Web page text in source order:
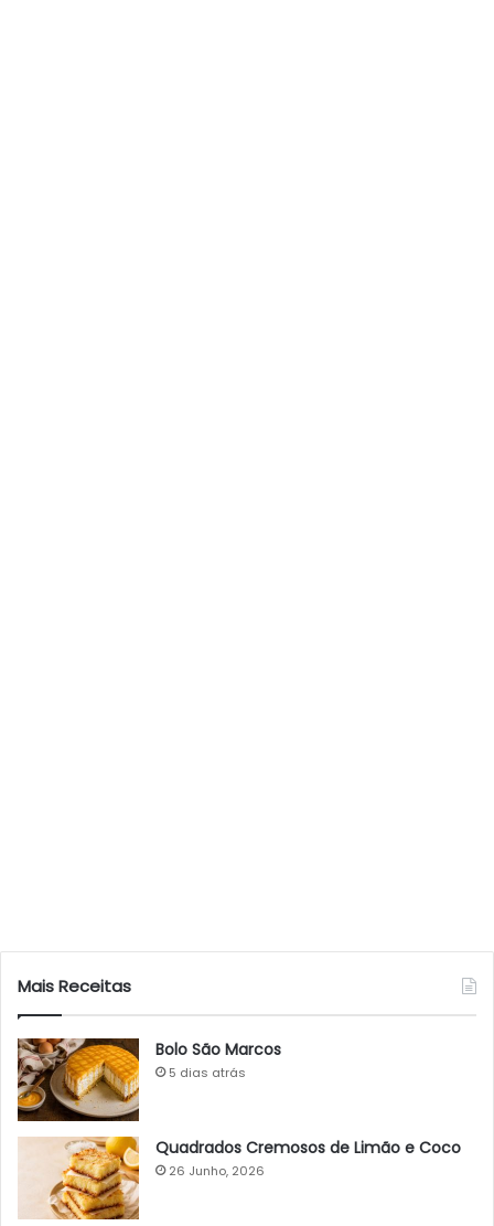
Mais Receitas
Bolo São Marcos
5 dias atrás
Quadrados Cremosos de Limão e Coco
26 Junho, 2026